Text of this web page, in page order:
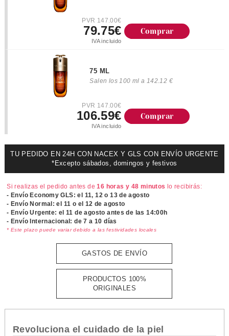
PVR 147.00€
79.75€
IVA incluido
Comprar
75 ML
Salen los 100 ml a 142.12 €
PVR 147.00€
106.59€
IVA incluido
Comprar
TU PEDIDO EN 24H CON NACEX Y GLS CON ENVÍO URGENTE
*Excepto sábados, domingos y festivos
Si realizas el pedido antes de16 horas y 48 minutos lo recibirás:
- Envío Economy GLS: el 11, 12 o 13 de agosto
- Envío Normal: el 11 o el 12 de agosto
- Envío Urgente: el11 de agosto antes de las 14:00h
- Envío Internacional: de 7 a 10 días
* Este plazo puede variar debido a las festividades locales
GASTOS DE ENVÍO
PRODUCTOS 100%
ORIGINALES
Revoluciona el cuidado de la piel